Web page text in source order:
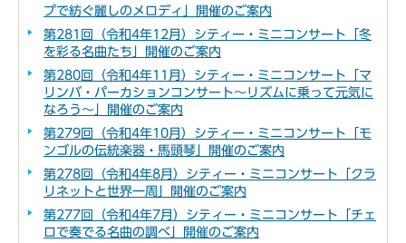
プで紡ぐ麗しのメロディ」開催のご案内
第281回（令和4年12月）シティー・ミニコンサート「冬
を彩る名曲たち」開催のご案内
第280回（令和4年11月）シティー・ミニコンサート「マ
リンバ・パーカションコンサート～リズムに乗って元気に
なろう～」開催のご案内
第279回（令和4年10月）シティー・ミニコンサート「モ
ンゴルの伝統楽器・馬頭琴」開催のご案内
第278回（令和4年8月）シティー・ミニコンサート「クラ
リネットと世界一周」開催のご案内
第277回（令和4年7月）シティー・ミニコンサート「チェ
ロで奏でる名曲の調べ」開催のご案内